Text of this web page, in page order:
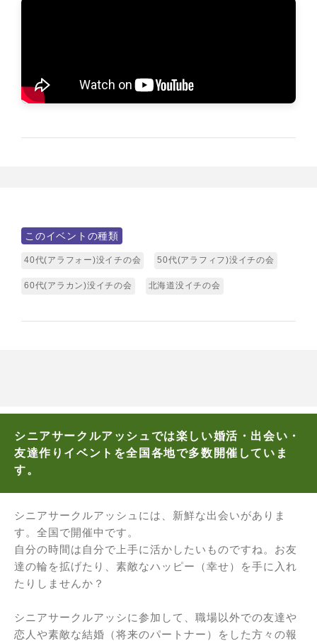
このイベントの種類
40代(アラフォー)没イチの会 50代(アラフィフ)没イチの会
60代(アラカン)没イチの会 北海道没イチの会
シニアサークルアッシュでは楽しい婚活・出会い・
友達作りイベントを全国各地で多数開催していま
す。
シニアサークルアッシュには、新鮮な出会いがありま
す。全国で開催中です。
自分の時間は自分で上手に活かしたいものですね。お友
達の輪を拡げたり、素敵なハッピー（幸せ）を手に入れ
たりしませんか？
シニアサークルアッシに参加して、職場以外での友達や
恋人や素敵な結婚（将来のパートナー）をした方々の報